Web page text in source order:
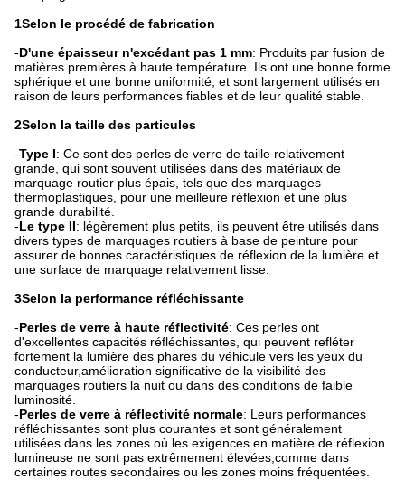
1Selon le procédé de fabrication
-D'une épaisseur n'excédant pas 1 mm: Produits par fusion de
matières premières à haute température. Ils ont une bonne forme
sphérique et une bonne uniformité, et sont largement utilisés en
raison de leurs performances fiables et de leur qualité stable.
2Selon la taille des particules
-Type I: Ce sont des perles de verre de taille relativement
grande, qui sont souvent utilisées dans des matériaux de
marquage routier plus épais, tels que des marquages
thermoplastiques, pour une meilleure réflexion et une plus
grande durabilité.
-Le type II: légèrement plus petits, ils peuvent être utilisés dans
divers types de marquages routiers à base de peinture pour
assurer de bonnes caractéristiques de réflexion de la lumière et
une surface de marquage relativement lisse.
3Selon la performance réfléchissante
-Perles de verre à haute réflectivité: Ces perles ont
d'excellentes capacités réfléchissantes, qui peuvent refléter
fortement la lumière des phares du véhicule vers les yeux du
conducteur,amélioration significative de la visibilité des
marquages routiers la nuit ou dans des conditions de faible
luminosité.
-Perles de verre à réflectivité normale: Leurs performances
réfléchissantes sont plus courantes et sont généralement
utilisées dans les zones où les exigences en matière de réflexion
lumineuse ne sont pas extrêmement élevées,comme dans
certaines routes secondaires ou les zones moins fréquentées.